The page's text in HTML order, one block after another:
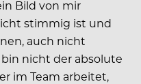
Bild von mir
stimmig ist und
auch nicht
nicht der absolute
im Team arbeitet,